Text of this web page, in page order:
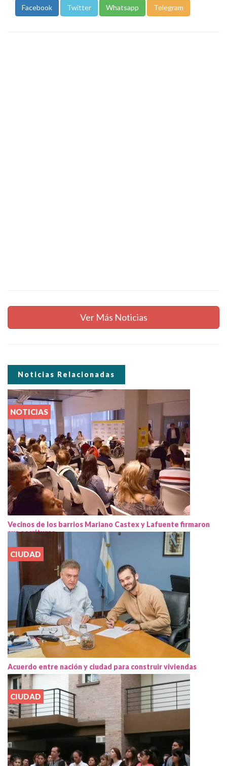
Facebook Twitter Whatsapp Telegram
Ver Más Noticias
Noticias Relacionadas
NOTICIAS
Vecinos de los barrios Mariano Castex y Lafuente firmaron
sus escrituras
CIUDAD
Acuerdo entre nación y ciudad para construir viviendas
CIUDAD